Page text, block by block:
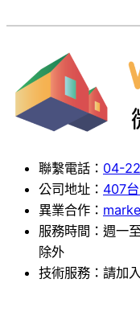
聯繫電話： 04-
公司地址： 407
異業合作：
服務時間：週一
除外
技術服務：請加入